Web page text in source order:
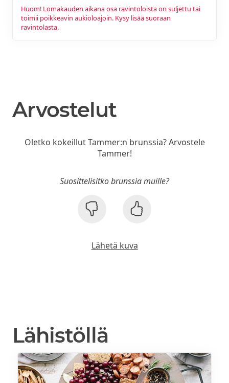
Huom! Lomakauden aikana osa ravintoloista on suljettu tai
toimii poikkeavin aukioloajoin. Kysy lisää suoraan
ravintolasta.
Arvostelut
Oletko kokeillut Tammer:n brunssia? Arvostele
Tammer!
Suosittelisitko brunssia muille?
Lähetä kuva
Lähistöllä